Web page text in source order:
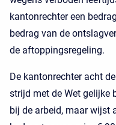
kantonrechter een
bedrag van de
de aftoppingsregeling.
De kantonrechter acht
strijd met de Wet gelijke
bij de arbeid, maar wijst